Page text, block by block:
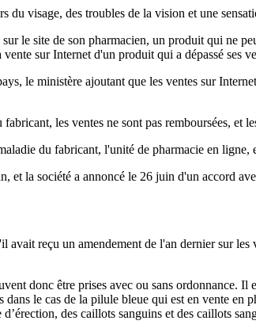
du visage, des troubles de la vision et une
le site de son pharmacien, un produit qui ne
sur Internet d'un produit qui a dépassé ses
le ministère ajoutant que les ventes sur
les ventes ne sont pas remboursées, et
du fabricant, l'unité de pharmacie en
la société a annoncé le 26 juin d'un accord
reçu un amendement de l'an dernier sur
donc être prises avec ou sans ordonnance.
le cas de la pilule bleue qui est en vente en
des caillots sanguins et des caillots